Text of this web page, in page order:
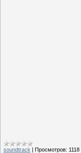
soundtrack | Просмотров: 1118